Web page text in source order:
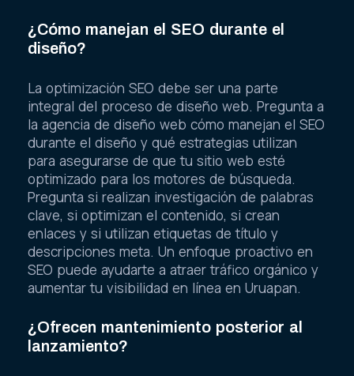
¿Cómo manejan el SEO durante el
diseño?
La optimización SEO debe ser una parte
integral del proceso de diseño web. Pregunta a
la agencia de diseño web cómo manejan el SEO
durante el diseño y qué estrategias utilizan
para asegurarse de que tu sitio web esté
optimizado para los motores de búsqueda.
Pregunta si realizan investigación de palabras
clave, si optimizan el contenido, si crean
enlaces y si utilizan etiquetas de título y
descripciones meta. Un enfoque proactivo en
SEO puede ayudarte a atraer tráfico orgánico y
aumentar tu visibilidad en línea en Uruapan.
¿Ofrecen mantenimiento posterior al
lanzamiento?